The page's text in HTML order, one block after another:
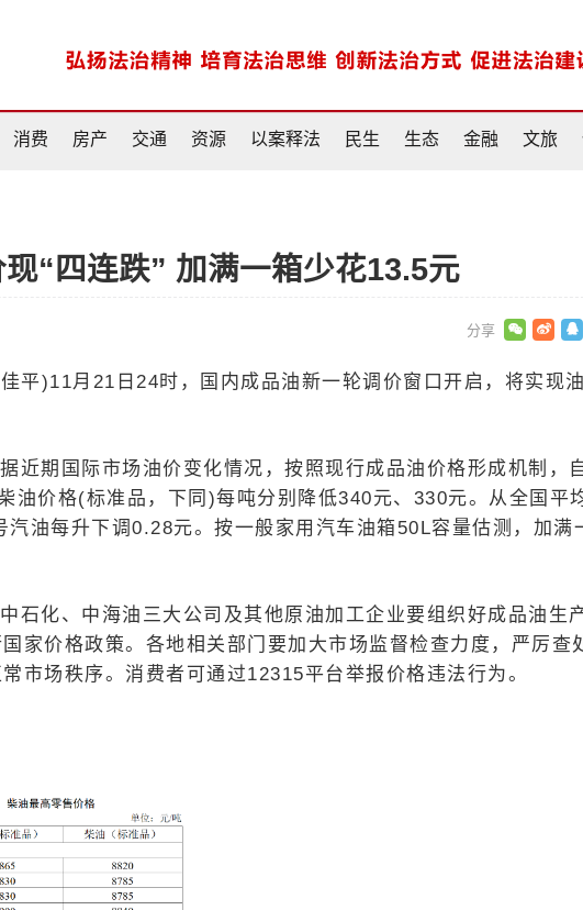
消费 房产 交通 资源 以案释法 民生 生态 金融 文旅
“四连跌” 加满一箱少花13.5元
平)11月21日24时，国内成品油新一轮调价窗口开启，将实现
近期国际市场油价变化情况，按照现行成品油价格形成机制，
油价格(标准品，下同)每吨分别降低340元、330元。从全国平
油每升下调0.28元。按一般家用汽车油箱50L容量估测，加满
石化、中海油三大公司及其他原油加工企业要组织好成品油生
家价格政策。各地相关部门要加大市场监督检查力度，严厉查
市场秩序。消费者可通过12315平台举报价格违法行为。